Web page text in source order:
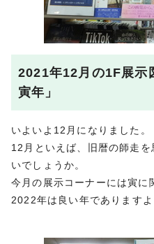
2021年12月の1F展示
寅年」
いよいよ12月になりました。
12月といえば、旧暦の師走
いでしょうか。
今月の展示コーナーには寅に
2022年は良い年でありますよ